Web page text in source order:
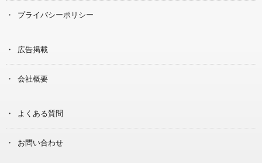
プライバシーポリシー
広告掲載
会社概要
よくある質問
お問い合わせ